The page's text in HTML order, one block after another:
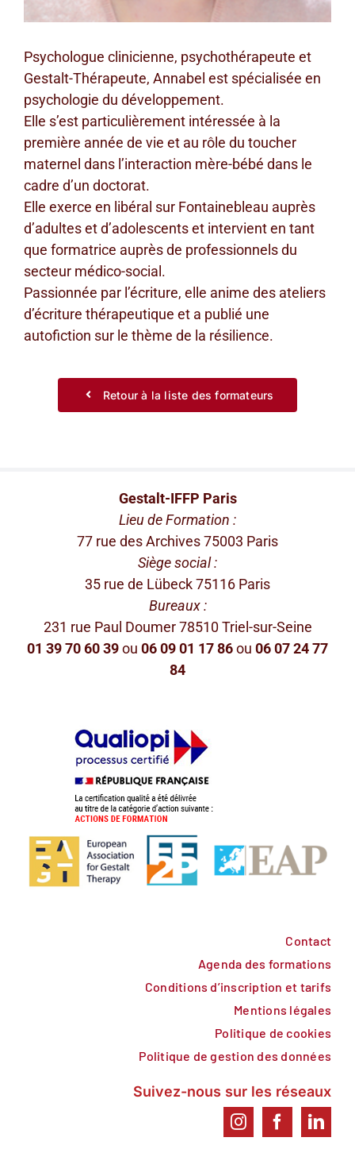
Psychologue clinicienne, psychothérapeute et
Gestalt-Thérapeute, Annabel est spécialisée en
psychologie du développement.
Elle s’est particulièrement intéressée à la
première année de vie et au rôle du toucher
maternel dans l’interaction mère-bébé dans le
cadre d’un doctorat.
Elle exerce en libéral sur Fontainebleau auprès
d’adultes et d’adolescents et intervient en tant
que formatrice auprès de professionnels du
secteur médico-social.
Passionnée par l’écriture, elle anime des ateliers
d’écriture thérapeutique et a publié une
autofiction sur le thème de la résilience.
Retour à la liste des formateurs
Gestalt-IFFP Paris
Lieu de Formation :
77 rue des Archives 75003 Paris
Siège social :
35 rue de Lübeck 75116 Paris
Bureaux :
231 rue Paul Doumer 78510 Triel-sur-Seine
01 39 70 60 39ou 06 09 01 17 86ou 06 07 24 77
84
Contact
Agenda des formations
Conditions d’inscription et tarifs
Mentions légales
Politique de cookies
Politique de gestion des données
Suivez-nous sur les réseaux